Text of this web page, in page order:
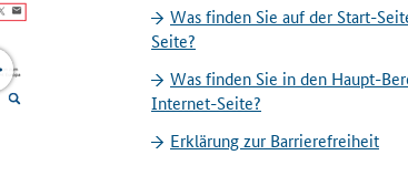
Was finden Sie auf der Start-
Seite?
Was finden Sie in den Haupt-
Internet-Seite?
Erklärung zur Barrierefreiheit